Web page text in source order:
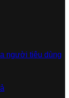
người tiêu dùng